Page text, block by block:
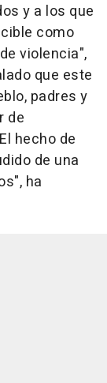
y a los que
como
violencia",
que este
padres y
de
hecho de
de una
ha